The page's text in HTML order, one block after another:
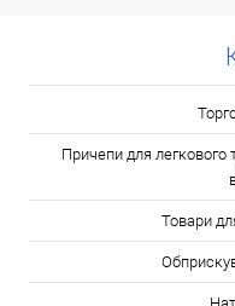
Причепи для легкового
Товари